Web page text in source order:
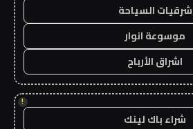
شرقيات السياحة
موسوعة انوار
اشراق الأرباح
!
شراء باك لينك